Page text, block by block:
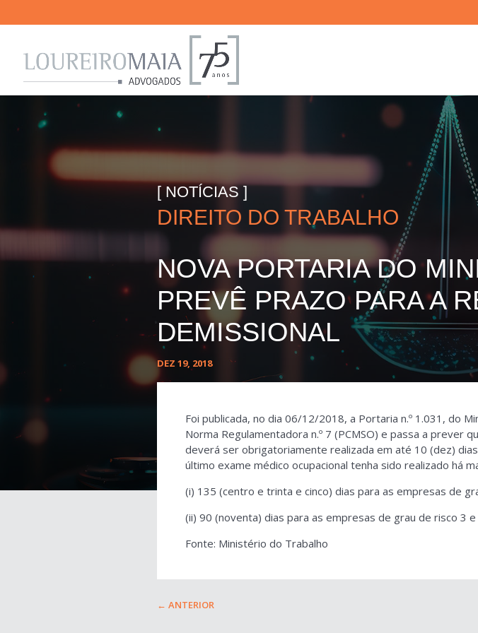
[ NOTÍCIAS ]
DIREITO DO TRABALHO
NOVA PORTARIA DO
PREVÊ PRAZO PARA A
DEMISSIONAL
DEZ 19, 2018
Foi publicada, no dia 06/12/2018, a Portaria n.º 1.031, do
Norma Regulamentadora n.º 7 (PCMSO) e passa a prever
deverá ser obrigatoriamente realizada em até 10 (dez)
último exame médico ocupacional tenha sido realizado há
(i) 135 (centro e trinta e cinco) dias para as empresas de
(ii) 90 (noventa) dias para as empresas de grau de risco 3
Fonte: Ministério do Trabalho
← ANTERIOR